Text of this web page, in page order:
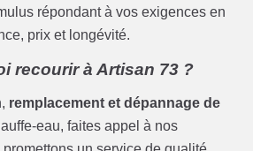
répondant à vos exigences en
prix et longévité.
recourir à Artisan 73 ?
remplacement et dépannage de
eau, faites appel à nos